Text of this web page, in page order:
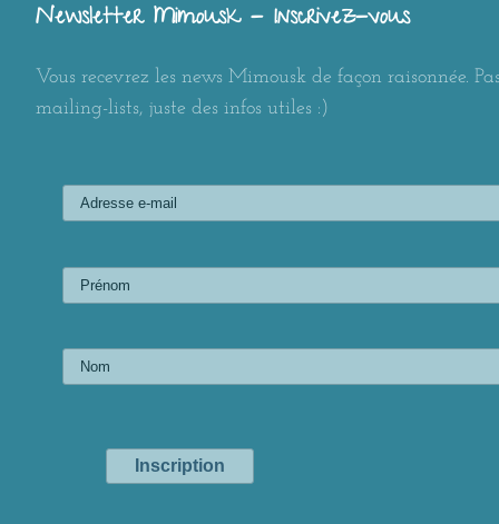
Newsletter Mimousk - Inscrivez-vous
Vous recevrez les news Mimousk de façon raisonnée.
mailing-lists, juste des infos utiles :)